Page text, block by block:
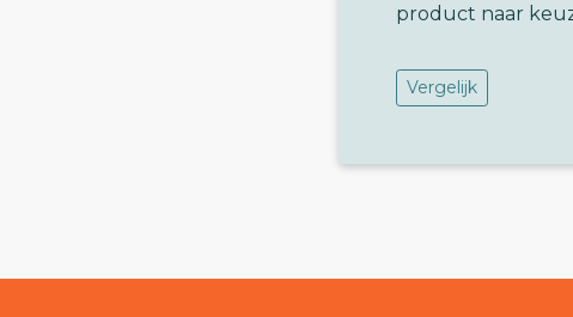
product naar
Vergelijk